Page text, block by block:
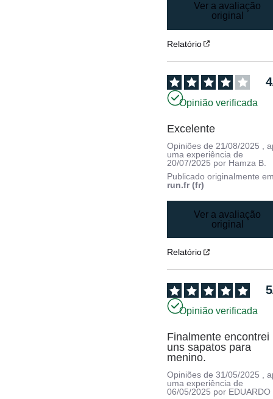
Ver a avaliação
original
Relatório
4
Opinião verificada
Excelente
Opiniões de 21/08/2025
,
uma experiência de
20/07/2025 por Hamza B.
Publicado originalmente
run.fr (fr)
Ver a avaliação
original
Relatório
5
Opinião verificada
Finalmente encontrei
uns sapatos para
menino.
Opiniões de31/05/2025 ,
uma experiência de
06/05/2025 por EDUARDO